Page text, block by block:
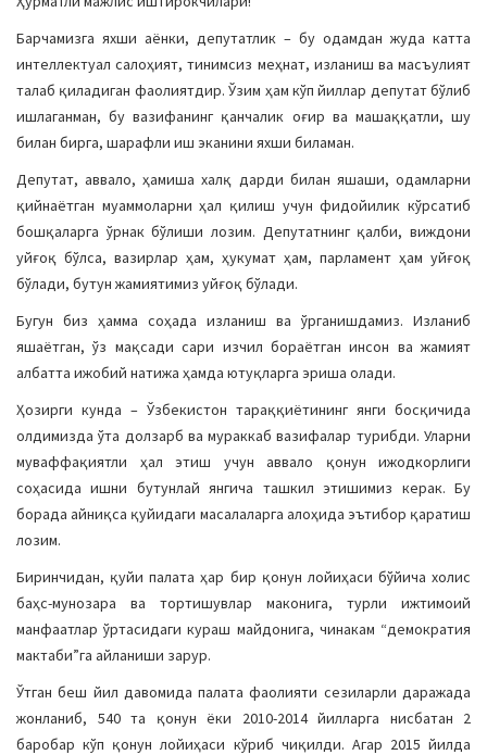
Барчамизга яхши аёнки, депутатлик – бу одамдан жуда катта
интеллектуал салоҳият, тинимсиз меҳнат, изланиш ва масъулият
талаб қиладиган фаолиятдир. Ўзим ҳам кўп йиллар депутат бўлиб
ишлаганман, бу вазифанинг қанчалик оғир ва машаққатли, шу
билан бирга, шарафли иш эканини яхши биламан.
Депутат, аввало, ҳамиша халқ дарди билан яшаши, одамларни
қийнаётган муаммоларни ҳал қилиш учун фидойилик кўрсатиб
бошқаларга ўрнак бўлиши лозим. Депутатнинг қалби, виждони
уйғоқ бўлса, вазирлар ҳам, ҳукумат ҳам, парламент ҳам уйғоқ
бўлади, бутун жамиятимиз уйғоқ бўлади.
Бугун биз ҳамма соҳада изланиш ва ўрганишдамиз. Изланиб
яшаётган, ўз мақсади сари изчил бораётган инсон ва жамият
албатта ижобий натижа ҳамда ютуқларга эриша олади.
Ҳозирги кунда – Ўзбекистон тараққиётининг янги босқичида
олдимизда ўта долзарб ва мураккаб вазифалар турибди. Уларни
муваффақиятли ҳал этиш учун аввало қонун ижодкорлиги
соҳасида ишни бутунлай янгича ташкил этишимиз керак. Бу
борада айниқса қуйидаги масалаларга алоҳида эътибор қаратиш
лозим.
Биринчидан, қуйи палата ҳар бир қонун лойиҳаси бўйича холис
баҳс-мунозара ва тортишувлар маконига, турли ижтимоий
манфаатлар ўртасидаги кураш майдонига, чинакам “демократия
мактаби”га айланиши зарур.
Ўтган беш йил давомида палата фаолияти сезиларли даражада
жонланиб, 540 та қонун ёки 2010-2014 йилларга нисбатан 2
баробар кўп қонун лойиҳаси кўриб чиқилди. Агар 2015 йилда